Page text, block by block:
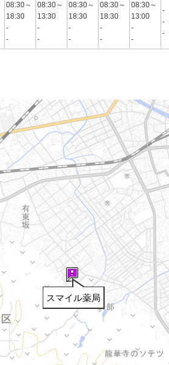
08:30～
18:30
-
-
08:30～
13:30
-
-
08:30～
18:30
-
-
08:30～
18:30
-
-
08:30～
13:00
-
-
-
-
-
スマイル薬局